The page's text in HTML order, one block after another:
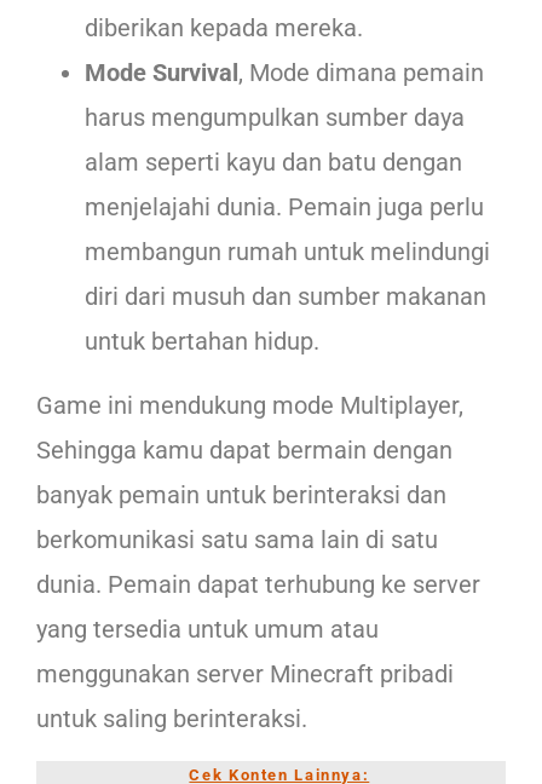
diberikan kepada mereka.
Mode Survival , Mode dimana pemain
harus mengumpulkan sumber daya
alam seperti kayu dan batu dengan
menjelajahi dunia. Pemain juga perlu
membangun rumah untuk melindungi
diri dari musuh dan sumber makanan
untuk bertahan hidup.
Game ini mendukung mode Multiplayer,
Sehingga kamu dapat bermain dengan
banyak pemain untuk berinteraksi dan
berkomunikasi satu sama lain di satu
dunia. Pemain dapat terhubung ke server
yang tersedia untuk umum atau
menggunakan server Minecraft pribadi
untuk saling berinteraksi.
Cek Konten Lainnya: